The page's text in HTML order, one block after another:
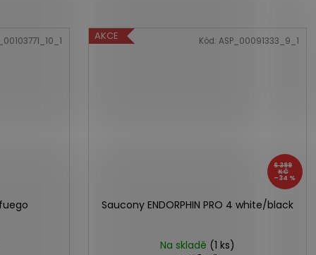
fuego
AKCE
6 399
KČ
–34 %
Saucony ENDORPHIN PRO 4 white/black
Na skladě (1 ks)
Kód: ASP_00091333_9_1